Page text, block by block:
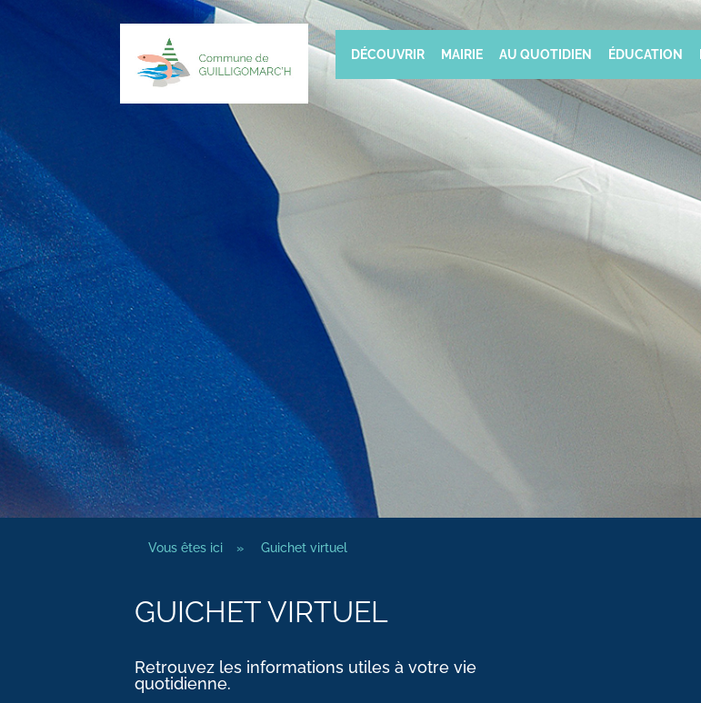
DÉCOUVRIR MAIRIE AU QUOTIDIEN ÉDUCATION
Vous êtes ici » Guichet virtuel
GUICHET VIRTUEL
Retrouvez les informations utiles à votre vie
quotidienne.